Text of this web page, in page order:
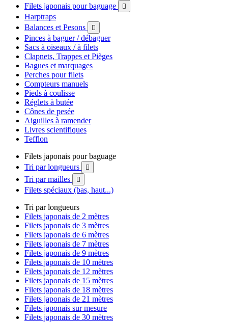
Filets japonais pour baguage

Harptraps
Balances et Pesons

Pinces à baguer / débaguer
Sacs à oiseaux / à filets
Clapnets, Trappes et Pièges
Bagues et marquages
Perches pour filets
Compteurs manuels
Pieds à coulisse
Réglets à butée
Cônes de pesée
Aiguilles à ramender
Livres scientifiques
Tefflon
Filets japonais pour baguage
Tri par longueurs

Tri par mailles 
Filets spéciaux (bas, haut...)
Tri par longueurs
Filets japonais de 2 mètres
Filets japonais de 3 mètres
Filets japonais de 6 mètres
Filets japonais de 7 mètres
Filets japonais de 9 mètres
Filets japonais de 10 mètres
Filets japonais de 12 mètres
Filets japonais de 15 mètres
Filets japonais de 18 mètres
Filets japonais de 21 mètres
Filets japonais sur mesure
Filets japonais de 30 mètres